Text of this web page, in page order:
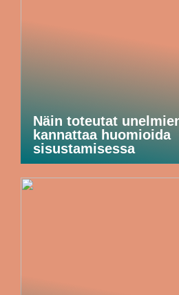
Näin toteutat
kannattaa huomioida
sisustamisessa